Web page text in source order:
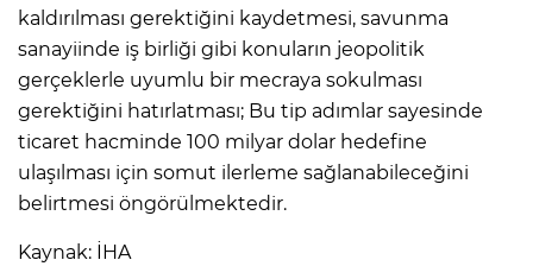
kaldırılması gerektiğini kaydetmesi, savunma
sanayiinde iş birliği gibi konuların jeopolitik
gerçeklerle uyumlu bir mecraya sokulması
gerektiğini hatırlatması; Bu tip adımlar sayesinde
ticaret hacminde 100 milyar dolar hedefine
ulaşılması için somut ilerleme sağlanabileceğini
belirtmesi öngörülmektedir.
Kaynak: İHA